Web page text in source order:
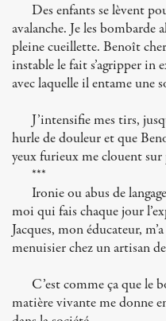
Des enfants se lèvent
avalanche. Je les bombarde
pleine cueillette. Benoît
instable le fait s’agripper in
avec laquelle il entame une
J’intensifie mes tirs,
hurle de douleur et que
yeux furieux me clouent sur
***
Ironie ou abus de
moi qui fais chaque jour
Jacques, mon éducateur,
menuisier chez un artisan
C’est comme ça que le
matière vivante me donne